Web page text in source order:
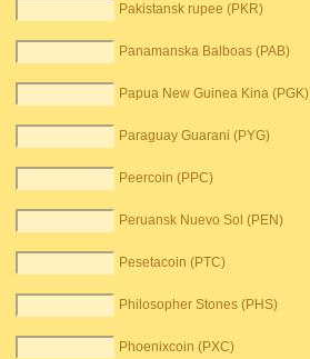
Pakistansk rupee (PKR)
Panamanska Balboas (PAB)
Papua New Guinea Kina (PGK)
Paraguay Guarani (PYG)
Peercoin (PPC)
Peruansk Nuevo Sol (PEN)
Pesetacoin (PTC)
Philosopher Stones (PHS)
Phoenixcoin (PXC)